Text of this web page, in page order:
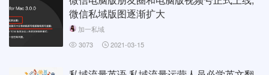
微信私域版图逐渐扩大
加一私域
3073
2021-03-15